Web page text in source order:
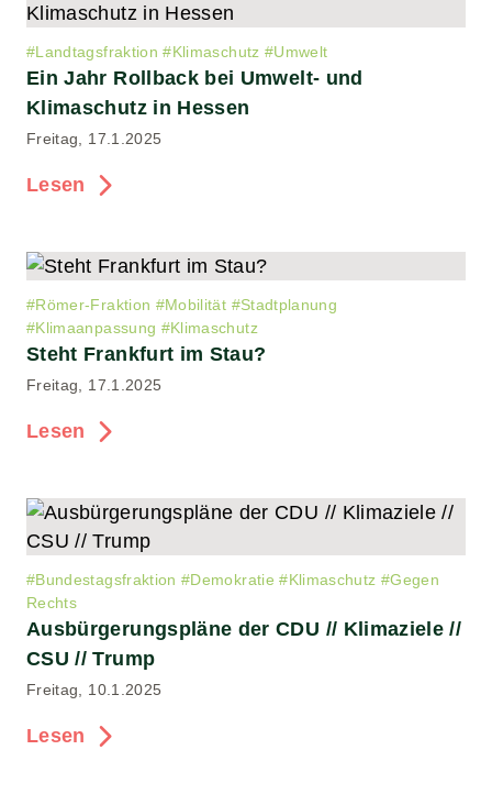
#Landtagsfraktion #Klimaschutz #Umwelt
Ein Jahr Rollback bei Umwelt- und
Klimaschutz in Hessen
Freitag, 17.1.2025
Lesen
#Römer-Fraktion #Mobilität #Stadtplanung
#Klimaanpassung #Klimaschutz
Steht Frankfurt im Stau?
Freitag, 17.1.2025
Lesen
#Bundestagsfraktion #Demokratie #Klimaschutz #Gegen
Rechts
Ausbürgerungspläne der CDU // Klimaziele //
CSU // Trump
Freitag, 10.1.2025
Lesen